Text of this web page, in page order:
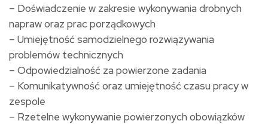
– Doświadczenie w zakresie wykonywania drobnych
napraw oraz prac porządkowych
– Umiejętność samodzielnego rozwiązywania
problemów technicznych
– Odpowiedzialność za powierzone zadania
– Komunikatywność oraz umiejętność czasu pracy w
zespole
– Rzetelne wykonywanie powierzonych obowiązków